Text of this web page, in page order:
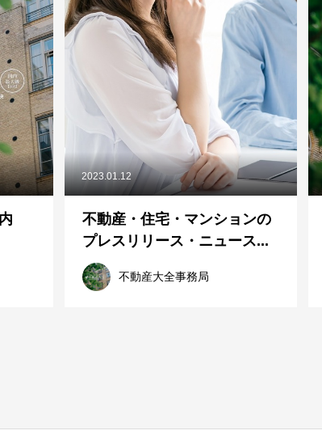
2023.01.12
不動産・住宅・マンションの
プレスリリース・ニュース...
不動産大全事務局